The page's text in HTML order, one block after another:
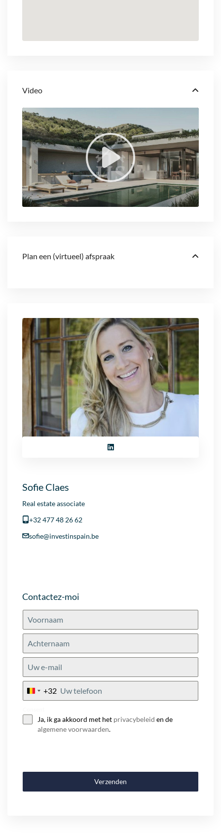
Video
Plan een (virtueel) afspraak
Sofie Claes
Real estate associate
+32 477 48 26 62
sofie@investinspain.be
Contactez-moi
Belgium
+32
Ja, ik ga akkoord met het privacybeleid en de
algemene voorwaarden.
Verzenden